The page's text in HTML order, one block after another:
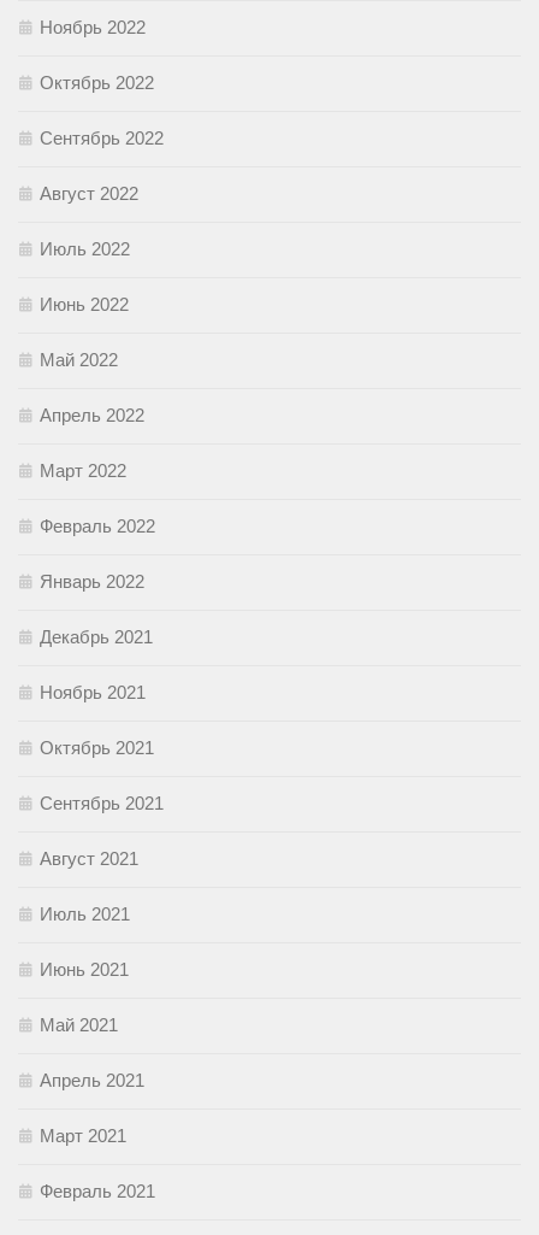
Ноябрь 2022
Октябрь 2022
Сентябрь 2022
Август 2022
Июль 2022
Июнь 2022
Май 2022
Апрель 2022
Март 2022
Февраль 2022
Январь 2022
Декабрь 2021
Ноябрь 2021
Октябрь 2021
Сентябрь 2021
Август 2021
Июль 2021
Июнь 2021
Май 2021
Апрель 2021
Март 2021
Февраль 2021